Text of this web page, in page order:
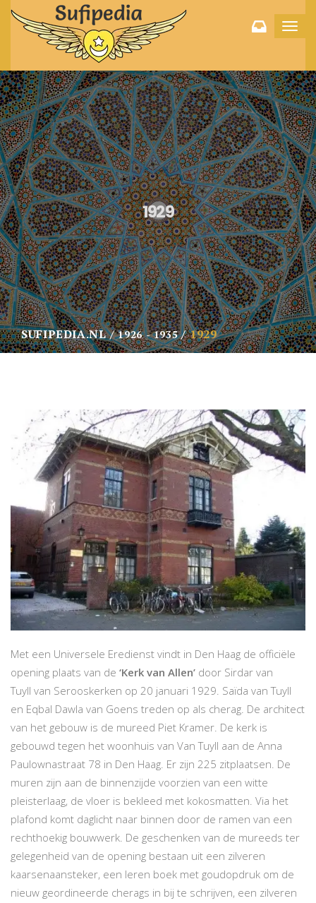
1929
SUFIPEDIA.NL 1926 - 1935 1929
Met een Universele Eredienst vindt in Den Haag de officiële
opening plaats van de ‘Kerk van Allen’ door Sirdar van
Tuyll van Serooskerken op 20 januari 1929. Saïda van Tuyll
en Eqbal Dawla van Goens treden op als cherag. De architect
van het gebouw is de mureed Piet Kramer. De kerk is
gebouwd tegen het woonhuis van Van Tuyll aan de Anna
Paulownastraat 78 in Den Haag. Er zijn 225 zitplaatsen. De
muren zijn aan de binnenzijde voorzien van een witte
pleisterlaag, de vloer is bekleed met kokosmatten. Via het
plafond komt daglicht naar binnen door de ramen van een
rechthoekig bouwwerk. De geschenken van de mureeds ter
gelegenheid van de opening bestaan uit een zilveren
kaarsenaansteker, een leren boek met goudopdruk om de
nieuw geordineerde cherags in bij te schrijven, een zilveren